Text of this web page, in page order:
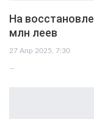
На
млн леев
27 Апр 2025, 7:30
…